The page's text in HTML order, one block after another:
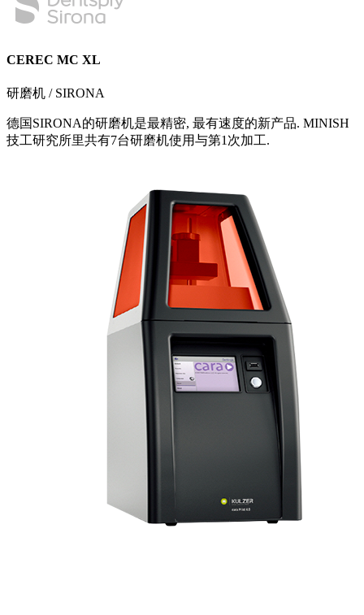
CEREC MC XL
研磨机 / SIRONA
德国SIRONA的研磨机是最精密, 最有速度的新产品. MINISH
技工研究所里共有7台研磨机使用与第1次加工.